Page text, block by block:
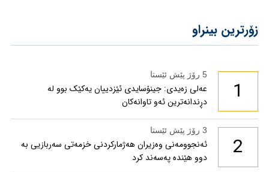
زۆرترین بینراو
1
5 رۆژ پێش ئێستا
عەلی زەیدی: جینۆسایدی ئێزدییان یەکێک بوو لە
دڕندانەترین ئەو تاوانەکان
2
3 رۆژ پێش ئێستا
ئەنجوومەنی وەزیران هەژمارکردنی خزمەتی سەربازیی بە
دوو هێندە پەسەند کرد